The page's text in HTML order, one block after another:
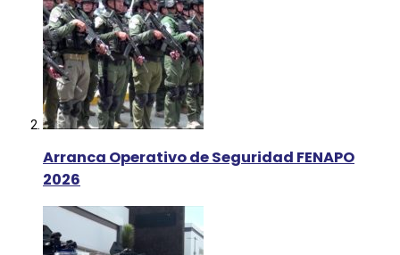
Arranca Operativo de Seguridad FENAPO
2026